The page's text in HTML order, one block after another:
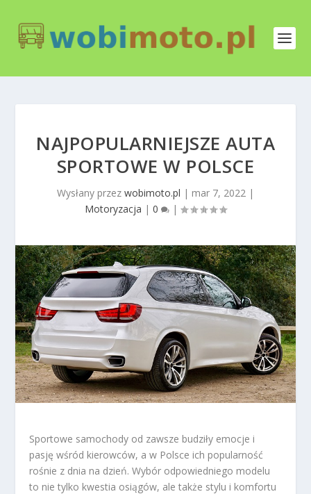
NAJPOPULARNIEJSZE AUTA
SPORTOWE W POLSCE
Wysłany przez wobimoto.pl | mar 7, 2022 |
Motoryzacja | 0 |
Sportowe samochody od zawsze budziły emocje i
pasję wśród kierowców, a w Polsce ich popularność
rośnie z dnia na dzień. Wybór odpowiedniego modelu
to nie tylko kwestia osiągów, ale także stylu i komfortu